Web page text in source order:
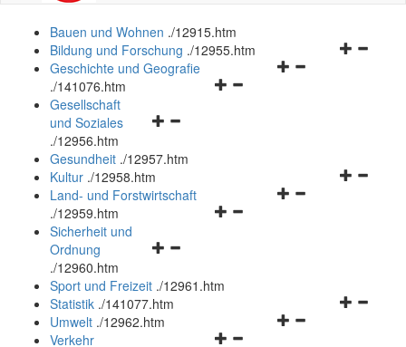
Bauen und Wohnen ./12915.htm
Navigationsmenü
Bildung und Forschung ./12955.htm
Navigationsmenü
Geschichte und Geografie
./141076.htm
Navigationsmenü
und
schließen
Gesellschaft
und Soziales
./12956.htm
Gesundheit ./12957.htm
Navigationsmenü
Kultur ./12958.htm
Navigationsmenü
Land- und Forstwirtschaft
./12959.htm
Navigationsmenü
und
schließen
Sicherheit und
Ordnung
./12960.htm
Sport und Freizeit ./12961.htm
Navigationsmenü
Statistik ./141077.htm
Navigationsmenü
Umwelt ./12962.htm
Verkehr